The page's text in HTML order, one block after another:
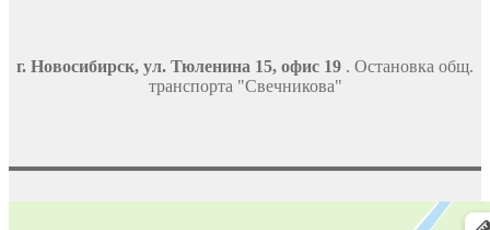
г. Новосибирск, ул. Тюленина 15, офис 19 . Остановка общ.
транспорта "Свечникова"